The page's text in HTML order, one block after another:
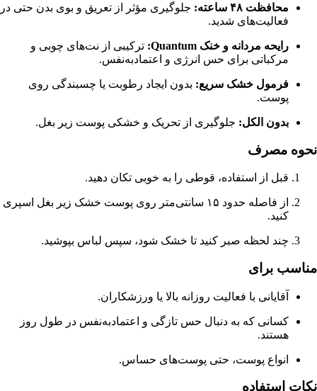
محافظت ۴۸ ساعته:
جلوگیری مؤثر از تعریق و بوی بدن حتی در
فعالیت‌های شدید.
رایحه مردانه و خنک Quantum:
ترکیبی از نت‌های چوبی و
مرکباتی برای حس انرژی و اعتمادبه‌نفس.
فرمول خشک سریع: بدون ایجاد رطوبت یا چسبندگی روی
پوست.
بدون الکل: جلوگیری از تحریک و خشکی پوست زیر بغل.
نحوه مصرف
قبل از استفاده، قوطی را به خوبی تکان دهید.
از فاصله حدود ۱۵ سانتی‌متر روی پوست خشک زیر بغل اسپری
کنید.
چند لحظه صبر کنید تا خشک شود، سپس لباس بپوشید.
مناسب برای
آقایانی با فعالیت روزانه بالا یا ورزشکاران.
کسانی که به دنبال حس تازگی و اعتماد‌به‌نفس در طول روز
هستند.
انواع پوست، حتی پوست‌های حساس.
نکات استفاده